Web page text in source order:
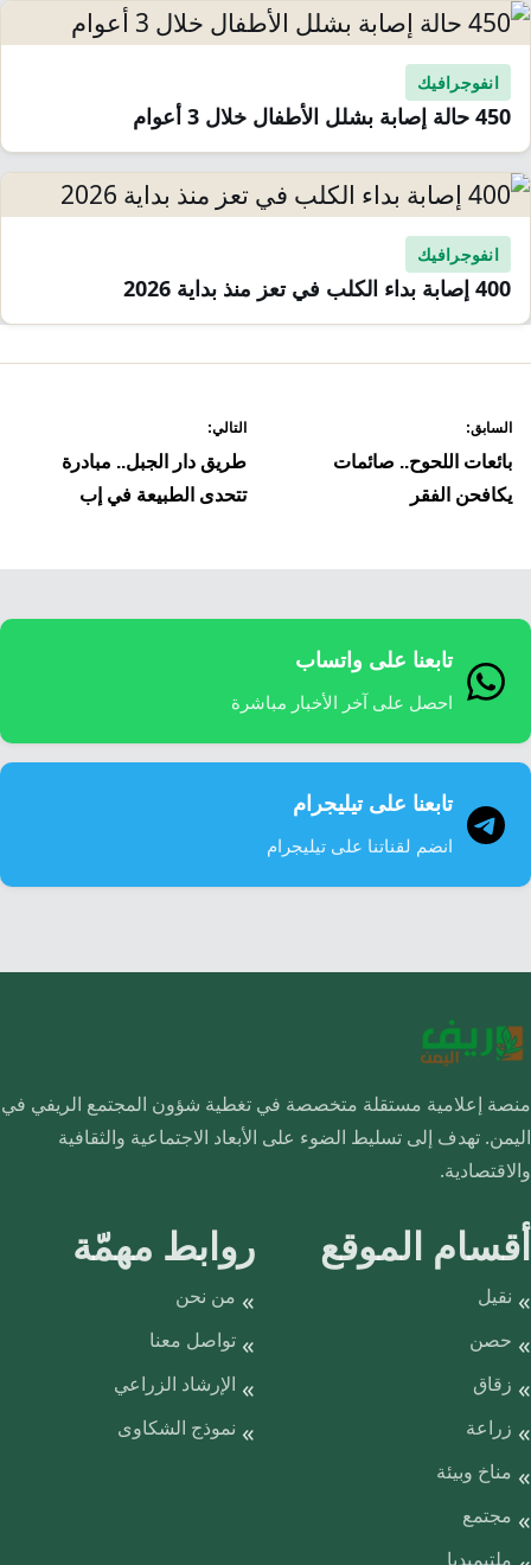
انفوجرافيك
450 حالة إصابة بشلل الأطفال خلال 3 أعوام
انفوجرافيك
400 إصابة بداء الكلب في تعز منذ بداية 2026
المقالات
السابق:
بائعات اللحوح.. صائمات
يكافحن الفقر
التالي:
طريق دار الجبل.. مبادرة
تتحدى الطبيعة في إب
تابعنا على واتساب
احصل على آخر الأخبار مباشرة
تابعنا على تيليجرام
انضم لقناتنا على تيليجرام
منصة إعلامية مستقلة متخصصة في تغطية شؤون المجتمع الريفي في
اليمن. تهدف إلى تسليط الضوء على الأبعاد الاجتماعية والثقافية
والاقتصادية.
أقسام الموقع
نقيل
حصن
زقاق
زراعة
مناخ وبيئة
مجتمع
ملتيميديا
روابط مهمّة
من نحن
تواصل معنا
الإرشاد الزراعي
نموذج الشكاوى